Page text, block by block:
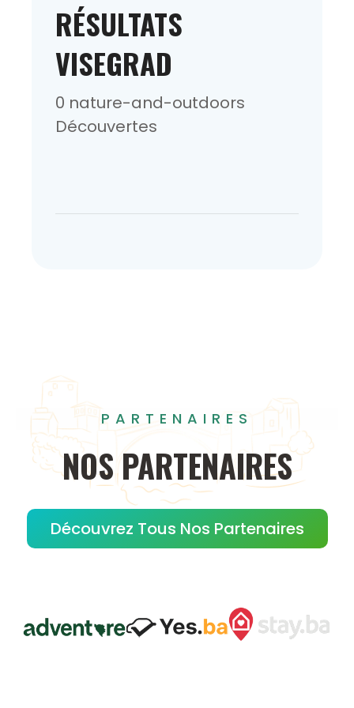
RÉSULTATS
VISEGRAD
0 nature-and-outdoors
Découvertes
PARTENAIRES
NOS PARTENAIRES
Découvrez Tous Nos Partenaires